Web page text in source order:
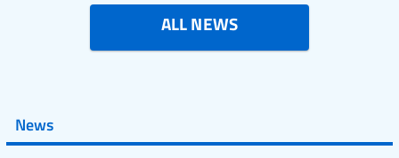
ALL NEWS
News